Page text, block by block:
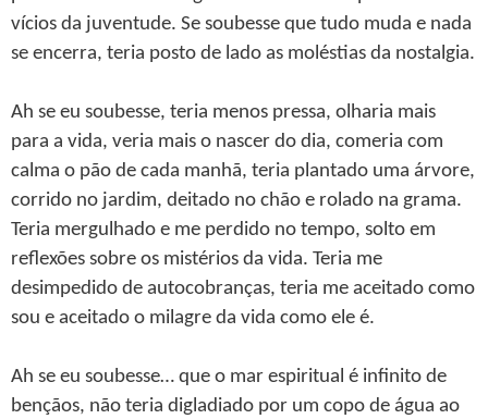
vícios da juventude. Se soubesse que tudo muda e nada
se encerra, teria posto de lado as moléstias da nostalgia.
Ah se eu soubesse, teria menos pressa, olharia mais
para a vida, veria mais o nascer do dia, comeria com
calma o pão de cada manhã, teria plantado uma árvore,
corrido no jardim, deitado no chão e rolado na grama.
Teria mergulhado e me perdido no tempo, solto em
reflexões sobre os mistérios da vida. Teria me
desimpedido de autocobranças, teria me aceitado como
sou e aceitado o milagre da vida como ele é.
Ah se eu soubesse… que o mar espiritual é infinito de
bençãos, não teria digladiado por um copo de água ao